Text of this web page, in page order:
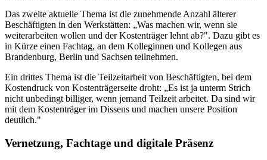
Das zweite aktuelle Thema ist die zunehmende Anzahl älterer
Beschäftigten in den Werkstätten: „Was machen wir, wenn sie
weiterarbeiten wollen und der Kostenträger lehnt ab?". Dazu gibt es
in Kürze einen Fachtag, an dem Kolleginnen und Kollegen aus
Brandenburg, Berlin und Sachsen teilnehmen.
Ein drittes Thema ist die Teilzeitarbeit von Beschäftigten, bei dem
Kostendruck von Kostenträgerseite droht: „Es ist ja unterm Strich
nicht unbedingt billiger, wenn jemand Teilzeit arbeitet. Da sind wir
mit dem Kostenträger im Dissens und machen unsere Position
deutlich."
Vernetzung, Fachtage und digitale Präsenz